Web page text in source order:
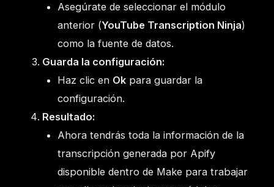
Asegúrate de seleccionar el módulo
anterior (YouTube Transcription Ninja)
como la fuente de datos.
Guarda la configuración:
Haz clic en Okpara guardar la
configuración.
Resultado:
Ahora tendrás toda la información de la
transcripción generada por Apify
disponible dentro de Make para trabajar